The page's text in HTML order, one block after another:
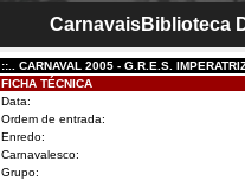
CarnavaisBiblioteca
::.. CARNAVAL 2005 - G.R.E.S.
FICHA TÉCNICA
Data:
Ordem de entrada:
Enredo:
Carnavalesco:
Grupo: